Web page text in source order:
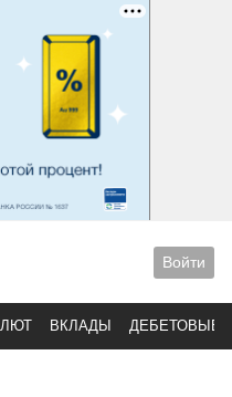
Войти
ВКЛАДЫ ДЕБЕТОВЫЕ